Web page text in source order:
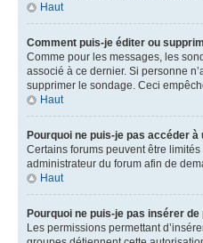
Haut
Comment puis-je éditer ou
Comme pour les messages, les
associé à ce dernier. Si personne
supprimer le sondage. Ceci
Haut
Pourquoi ne puis-je pas accéder à
Certains forums peuvent être
administrateur du forum afin de
Haut
Pourquoi ne puis-je pas insérer
Les permissions permettant